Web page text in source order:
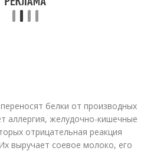
белки от производных
аллергия, желудочно-кишечные
отрицательная реакция
выручает соевое молоко, его